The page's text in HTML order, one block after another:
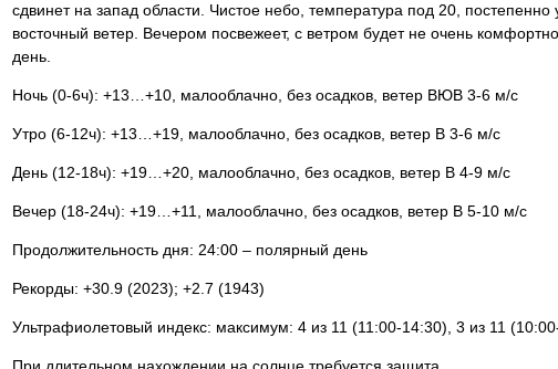
сдвинет на запад области. Чистое небо, температура под 20,
восточный ветер. Вечером посвежеет, с ветром будет не очень
день.
Ночь (0-6ч): +13…+10, малооблачно, без осадков, ветер ВЮВ 3-6 м/с
Утро (6-12ч): +13…+19, малооблачно, без осадков, ветер В 3-6 м/с
День (12-18ч): +19…+20, малооблачно, без осадков, ветер В 4-9 м/с
Вечер (18-24ч): +19…+11, малооблачно, без осадков, ветер В 5-10 м/с
Продолжительность дня: 24:00 – полярный день
Рекорды: +30.9 (2023); +2.7 (1943)
Ультрафиолетовый индекс: максимум: 4 из 11 (11:00-14:30), 3 из 11